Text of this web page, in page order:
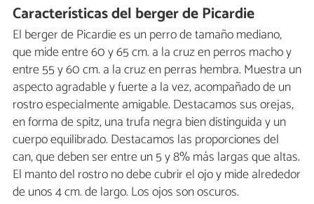
Características del berger de Picardie
El berger de Picardie es un perro de tamaño mediano,
que mide entre 60 y 65 cm. a la cruz en perros macho y
entre 55 y 60 cm. a la cruz en perras hembra. Muestra un
aspecto agradable y fuerte a la vez, acompañado de un
rostro especialmente amigable. Destacamos sus orejas,
en forma de spitz, una trufa negra bien distinguida y un
cuerpo equilibrado. Destacamos las proporciones del
can, que deben ser entre un 5 y 8% más largas que altas.
El manto del rostro no debe cubrir el ojo y mide alrededor
de unos 4 cm. de largo. Los ojos son oscuros.